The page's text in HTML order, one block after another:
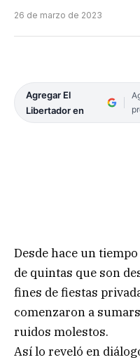
26 de marzo de 2023
Agregar El
Libertador en
Desde hace un
de quintas que son
fines de fiestas
comenzaron a
ruidos molestos.
Así lo reveló en